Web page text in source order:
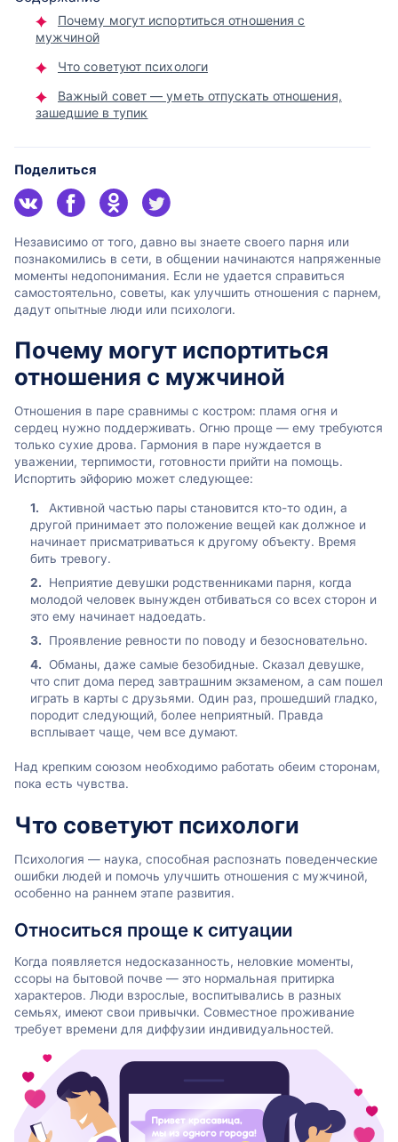
Почему могут испортиться отношения с
мужчиной
Что советуют психологи
Важный совет — уметь отпускать отношения,
зашедшие в тупик
Поделиться
Независимо от того, давно вы знаете своего парня или
познакомились в сети, в общении начинаются напряженные
моменты недопонимания. Если не удается справиться
самостоятельно, советы, как улучшить отношения с парнем,
дадут опытные люди или психологи.
Почему могут испортиться
отношения с мужчиной
Отношения в паре сравнимы с костром: пламя огня и
сердец нужно поддерживать. Огню проще — ему требуются
только сухие дрова. Гармония в паре нуждается в
уважении, терпимости, готовности прийти на помощь.
Испортить эйфорию может следующее:
Активной частью пары становится кто-то один, а
другой принимает это положение вещей как должное и
начинает присматриваться к другому объекту. Время
бить тревогу.
Неприятие девушки родственниками парня, когда
молодой человек вынужден отбиваться со всех сторон и
это ему начинает надоедать.
Проявление ревности по поводу и безосновательно.
Обманы, даже самые безобидные. Сказал девушке,
что спит дома перед завтрашним экзаменом, а сам пошел
играть в карты с друзьями. Один раз, прошедший гладко,
породит следующий, более неприятный. Правда
всплывает чаще, чем все думают.
Над крепким союзом необходимо работать обеим сторонам,
пока есть чувства.
Что советуют психологи
Психология — наука, способная распознать поведенческие
ошибки людей и помочь улучшить отношения с мужчиной,
особенно на раннем этапе развития.
Относиться проще к ситуации
Когда появляется недосказанность, неловкие моменты,
ссоры на бытовой почве — это нормальная притирка
характеров. Люди взрослые, воспитывались в разных
семьях, имеют свои привычки. Совместное проживание
требует времени для диффузии индивидуальностей.